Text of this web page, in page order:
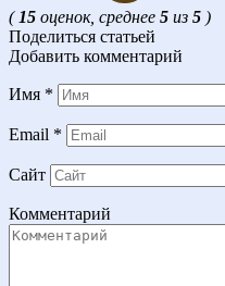
( 15 оценок, среднее 5 из 5 )
Поделиться статьей
Добавить комментарий
Имя *
Email *
Сайт
Комментарий